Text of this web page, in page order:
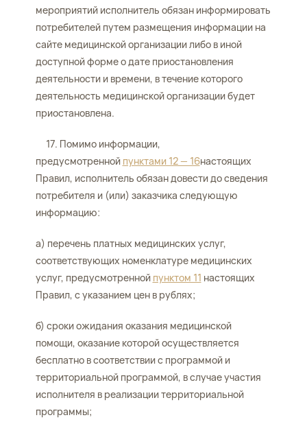
мероприятий исполнитель обязан информировать
потребителей путем размещения информации на
сайте медицинской организации либо в иной
доступной форме о дате приостановления
деятельности и времени, в течение которого
деятельность медицинской организации будет
приостановлена.
17. Помимо информации,
предусмотренной пунктами 12 — 16настоящих
Правил, исполнитель обязан довести до сведения
потребителя и (или) заказчика следующую
информацию:
а) перечень платных медицинских услуг,
соответствующих номенклатуре медицинских
услуг, предусмотренной пунктом 11 настоящих
Правил, с указанием цен в рублях;
б) сроки ожидания оказания медицинской
помощи, оказание которой осуществляется
бесплатно в соответствии с программой и
территориальной программой, в случае участия
исполнителя в реализации территориальной
программы;